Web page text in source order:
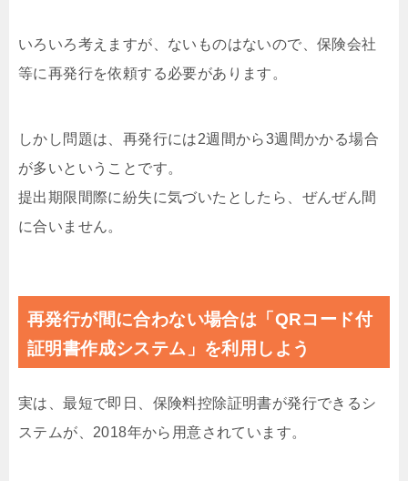
いろいろ考えますが、ないものはないので、保険会社
等に再発行を依頼する必要があります。
しかし問題は、再発行には2週間から3週間かかる場合
が多いということです。
提出期限間際に紛失に気づいたとしたら、ぜんぜん間
に合いません。
再発行が間に合わない場合は「QRコード付
証明書作成システム」を利用しよう
実は、最短で即日、保険料控除証明書が発行できるシ
ステムが、2018年から用意されています。